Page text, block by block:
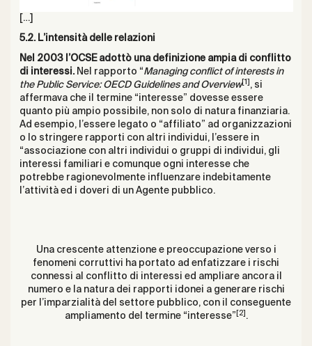
[…]
5.2. L’intensità delle relazioni
Nel 2003 l’OCSE adottò una definizione ampia di conflitto
di interessi.Nel rapporto “Managing conflict of interests in
the Public Service: OECD Guidelines and Overview[1]
, si
affermava che il termine “interesse” dovesse essere
quanto più ampio possibile, non solo di natura finanziaria.
Ad esempio, l’essere legato o “affiliato” ad organizzazioni
o lo stringere rapporti con altri individui, l’essere in
“associazione con altri individui o gruppi di individui, gli
interessi familiari e comunque ogni interesse che
potrebbe ragionevolmente influenzare indebitamente
l’attività ed i doveri di un Agente pubblico.
Una crescente attenzione e preoccupazione verso i
fenomeni corruttivi ha portato ad enfatizzare i rischi
connessi al conflitto di interessi ed ampliare ancora il
numero e la natura dei rapporti idonei a generare rischi
per l’imparzialità del settore pubblico, con il conseguente
ampliamento del termine “interesse” [2] .